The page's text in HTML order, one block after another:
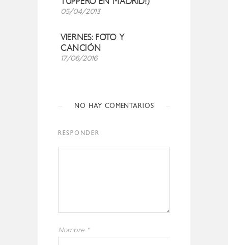
05/04/2013
VIERNES: FOTO Y
CANCIÓN
17/06/2016
NO HAY COMENTARIOS
RESPONDER
Nombre *